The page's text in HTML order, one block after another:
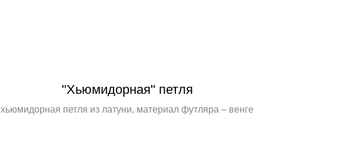
"Хьюмидорная" петля
хьюмидорная петля из латуни, материал футляра – венге